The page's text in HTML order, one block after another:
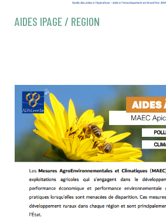
AIDES IPAGE / REGION